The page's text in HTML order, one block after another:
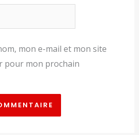
mon e-mail et mon site
pour mon prochain